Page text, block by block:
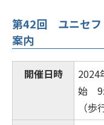
第42回 ユニセフ
案内
開催日時
2024
始
（歩